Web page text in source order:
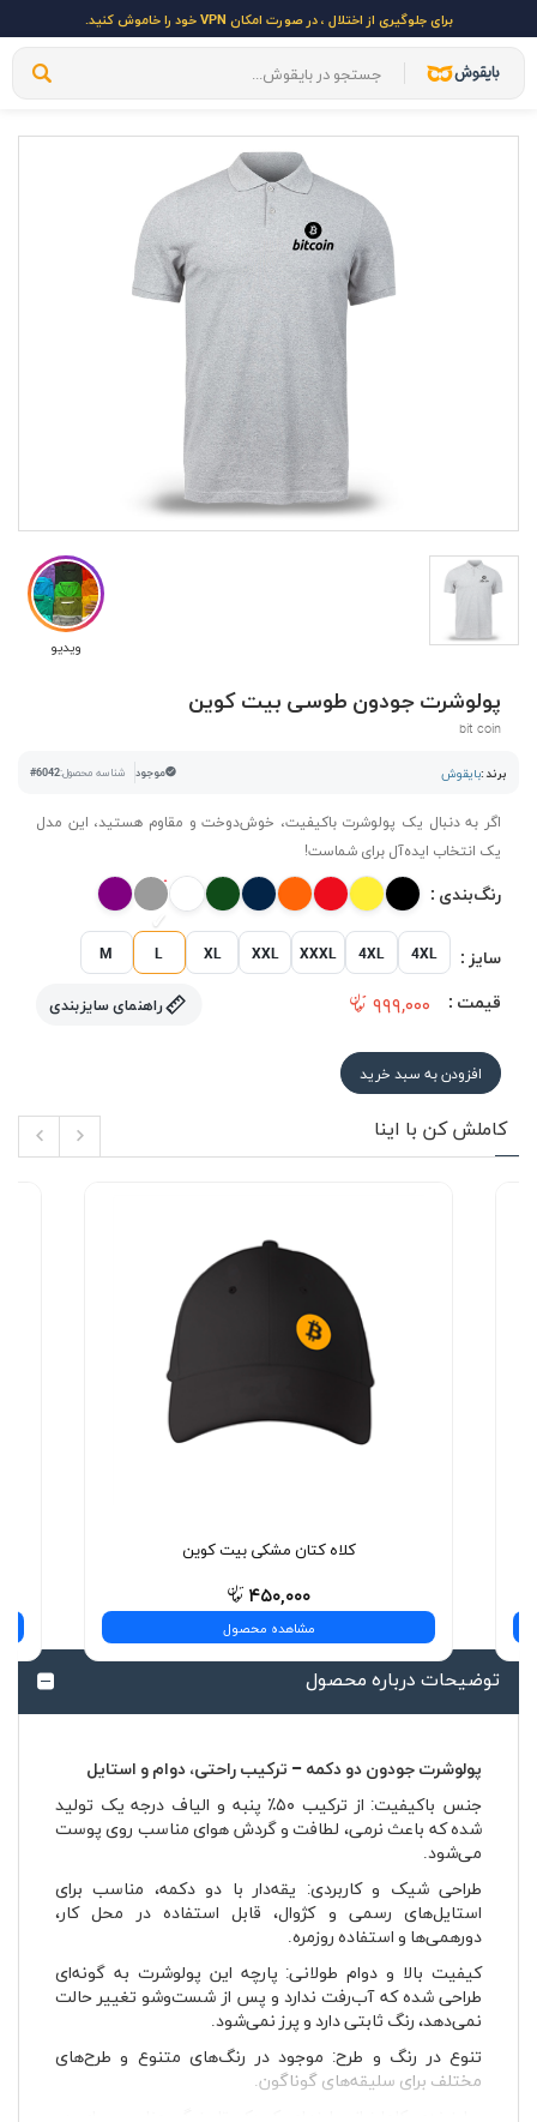
برای جلوگیری از اختلال ، در صورت امکان VPN خود را خاموش کنید.
ویدیو
پولوشرت جودون طوسی بیت کوین
bit coin
برند :بایقوش موجود شناسه محصول:#6042
اگر به دنبال یک پولوشرت باکیفیت، خوش‌دوخت و مقاوم هستید، این مدل
یک انتخاب ایده‌آل برای شماست!
رنگ‌بندی :
سایز : M L XL XXL XXXL 4XL 4XL
قیمت : ۹۹۹,۰۰۰ راهنمای سایزبندی
افزودن به سبد خرید
کاملش کن با اینا
کلاه کتان مشکی بیت کوین
۴۵۰,۰۰۰
مشاهده محصول
توضیحات درباره محصول
پولوشرت جودون دو دکمه – ترکیب راحتی، دوام و استایل
جنس باکیفیت: از ترکیب ۵۰٪ پنبه و الیاف درجه یک تولید
شده که باعث نرمی، لطافت و گردش هوای مناسب روی پوست
می‌شود.
طراحی شیک و کاربردی: یقه‌دار با دو دکمه، مناسب برای
استایل‌های رسمی و کژوال، قابل استفاده در محل کار،
دورهمی‌ها و استفاده روزمره.
کیفیت بالا و دوام طولانی: پارچه این پولوشرت به گونه‌ای
طراحی شده که آب‌رفت ندارد و پس از شست‌وشو تغییر حالت
نمی‌دهد، رنگ ثابتی دارد و پرز نمی‌شود.
تنوع در رنگ و طرح: موجود در رنگ‌های متنوع و طرح‌های
مختلف برای سلیقه‌های گوناگون.